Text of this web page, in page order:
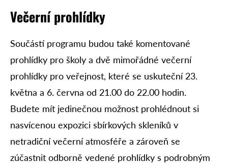
Večerní prohlídky
Součástí programu budou také komentované
prohlídky pro školy a dvě mimořádné večerní
prohlídky pro veřejnost, které se uskuteční 23.
května a 6. června od 21.00 do 22.00 hodin.
Budete mít jedinečnou možnost prohlédnout si
nasvícenou expozici sbírkových skleníků v
netradiční večerní atmosféře a zároveň se
zúčastnit odborně vedené prohlídky s podrobným